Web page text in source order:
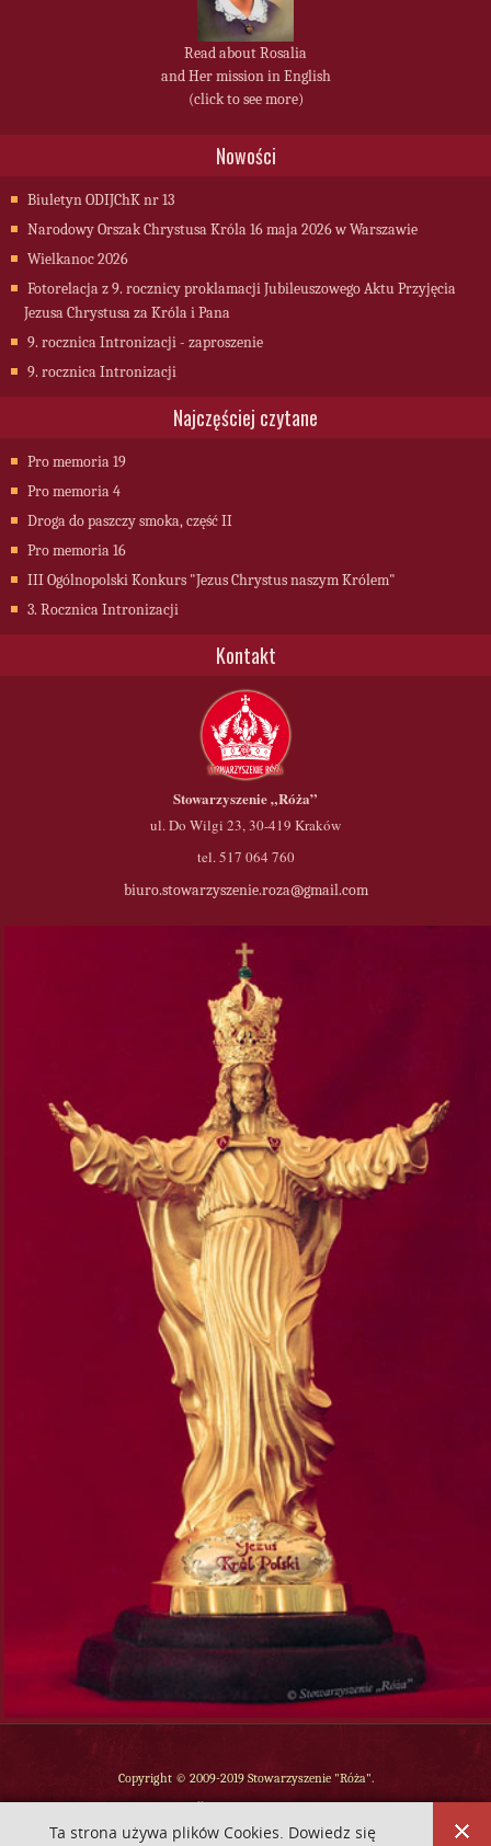
Read about Rosalia
and Her mission in English
(click to see more)
Nowości
Biuletyn ODIJChK nr 13
Narodowy Orszak Chrystusa Króla 16 maja 2026 w Warszawie
Wielkanoc 2026
Fotorelacja z 9. rocznicy proklamacji Jubileuszowego Aktu Przyjęcia
Jezusa Chrystusa za Króla i Pana
9. rocznica Intronizacji - zaproszenie
9. rocznica Intronizacji
Najczęściej czytane
Pro memoria 19
Pro memoria 4
Droga do paszczy smoka, część II
Pro memoria 16
III Ogólnopolski Konkurs "Jezus Chrystus naszym Królem"
3. Rocznica Intronizacji
Kontakt
Stowarzyszenie„Róża”
ul. Do Wilgi 23, 30-419 Kraków
tel. 517 064 760
biuro.stowarzyszenie.roza@gmail.com
Copyright © 2009-2019 Stowarzyszenie "Róża".
Wszelkie prawa zastrzeżone.
Ta strona używa plików Cookies. Dowiedz się